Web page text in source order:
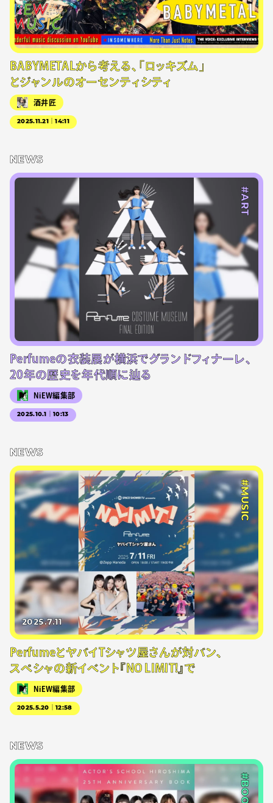
BABYMETALから考える、「ロッキズム」
とジャンルのオーセンティシティ
酒井匠
2025.11.21｜14:11
NEWS
#ART
Perfumeの衣装展が横浜でグランドフィナーレ、
20年の歴史を年代順に辿る
NiEW編集部
2025.10.1｜10:13
NEWS
#MUSIC
2025.7.11
PerfumeとヤバイTシャツ屋さんが対バン、
スペシャの新イベント『NO LIMIT!』で
NiEW編集部
2025.5.20｜12:58
NEWS
#BOOK